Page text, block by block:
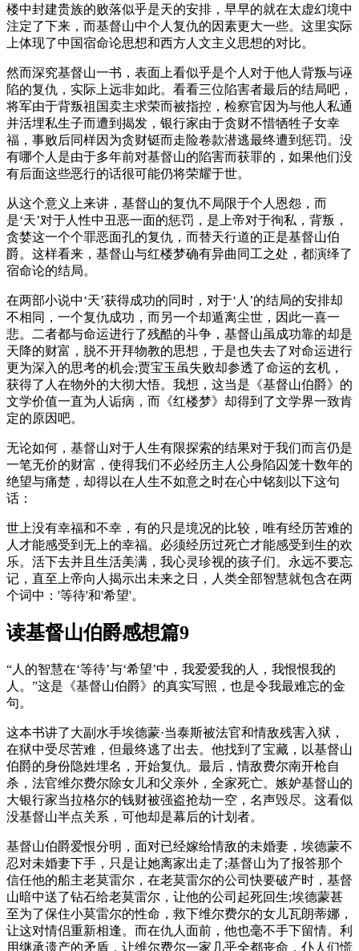
楼中封建贵族的败落似乎是天的安排，早早的就在太虚幻境中
注定了下来，而基督山中个人复仇的因素更大一些。这里实际
上体现了中国宿命论思想和西方人文主义思想的对比。
然而深究基督山一书，表面上看似乎是个人对于他人背叛与诬
陷的复仇，实际上远非如此。看看三位陷害者最后的结局吧，
将军由于背叛祖国卖主求荣而被指控，检察官因为与他人私通
并活埋私生子而遭到揭发，银行家由于贪财不惜牺牲子女幸
福，事败后同样因为贪财铤而走险卷款潜逃最终遭到惩罚。没
有哪个人是由于多年前对基督山的陷害而获罪的，如果他们没
有后面这些恶行的话很可能仍将荣耀于世。
从这个意义上来讲，基督山的复仇不局限于个人恩怨，而
是‘天’对于人性中丑恶一面的惩罚，是上帝对于徇私，背叛，
贪婪这一个个罪恶面孔的复仇，而替天行道的正是基督山伯
爵。这样看来，基督山与红楼梦确有异曲同工之处，都演绎了
宿命论的结局。
在两部小说中‘天’获得成功的同时，对于‘人’的结局的安排却
不相同，一个复仇成功，而另一个却遁离尘世，因此一喜一
悲。二者都与命运进行了残酷的斗争，基督山虽成功靠的却是
天降的财富，脱不开拜物教的思想，于是也失去了对命运进行
更为深入的思考的机会;贾宝玉虽失败却参透了命运的玄机，
获得了人在物外的大彻大悟。我想，这当是《基督山伯爵》的
文学价值一直为人诟病，而《红楼梦》却得到了文学界一致肯
定的原因吧。
无论如何，基督山对于人生有限探索的结果对于我们而言仍是
一笔无价的财富，使得我们不必经历主人公身陷囚笼十数年的
绝望与痛楚，却得以在人生不如意之时在心中铭刻以下这句
话：
世上没有幸福和不幸，有的只是境况的比较，唯有经历苦难的
人才能感受到无上的幸福。必须经历过死亡才能感受到生的欢
乐。活下去并且生活美满，我心灵珍视的孩子们。永远不要忘
记，直至上帝向人揭示出未来之日，人类全部智慧就包含在两
个词中：'等待'和'希望'。
读基督山伯爵感想篇9
“人的智慧在‘等待’与‘希望’中，我爱爱我的人，我恨恨我的
人。”这是《基督山伯爵》的真实写照，也是令我最难忘的金
句。
这本书讲了大副水手埃德蒙·当泰斯被法官和情敌残害入狱，
在狱中受尽苦难，但最终逃了出去。他找到了宝藏，以基督山
伯爵的身份隐姓埋名，开始复仇。最后，情敌费尔南开枪自
杀，法官维尔费尔除女儿和父亲外，全家死亡。嫉妒基督山的
大银行家当拉格尔的钱财被强盗抢劫一空，名声毁尽。这看似
没基督山半点关系，可他却是幕后的计划者。
基督山伯爵爱恨分明，面对已经嫁给情敌的未婚妻，埃德蒙不
忍对未婚妻下手，只是让她离家出走了;基督山为了报答那个
信任他的船主老莫雷尔，在老莫雷尔的公司快要破产时，基督
山暗中送了钻石给老莫雷尔，让他的公司起死回生;埃德蒙甚
至为了保住小莫雷尔的性命，救下维尔费尔的女儿瓦朗蒂娜，
让这对情侣重新相逢。而在仇人面前，他也毫不手下留情。利
用继承遗产的矛盾，让维尔费尔一家几乎全都丧命，仆人们慌